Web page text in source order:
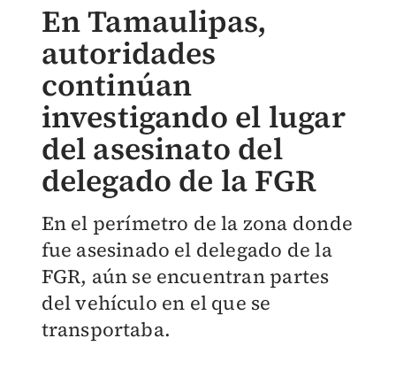
En Tamaulipas,
autoridades
continúan
investigando el lugar
del asesinato del
delegado de la FGR
En el perímetro de la zona donde
fue asesinado el delegado de la
FGR, aún se encuentran partes
del vehículo en el que se
transportaba.